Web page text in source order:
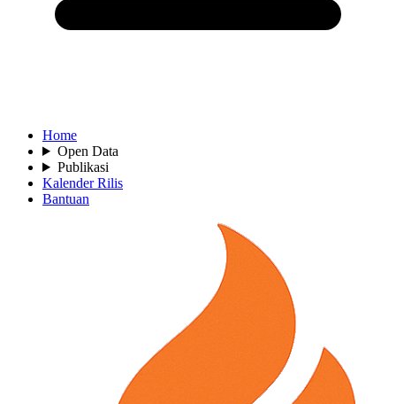
Home
Open Data
Publikasi
Kalender Rilis
Bantuan